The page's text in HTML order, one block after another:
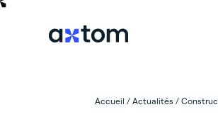
Accueil /Actualités /